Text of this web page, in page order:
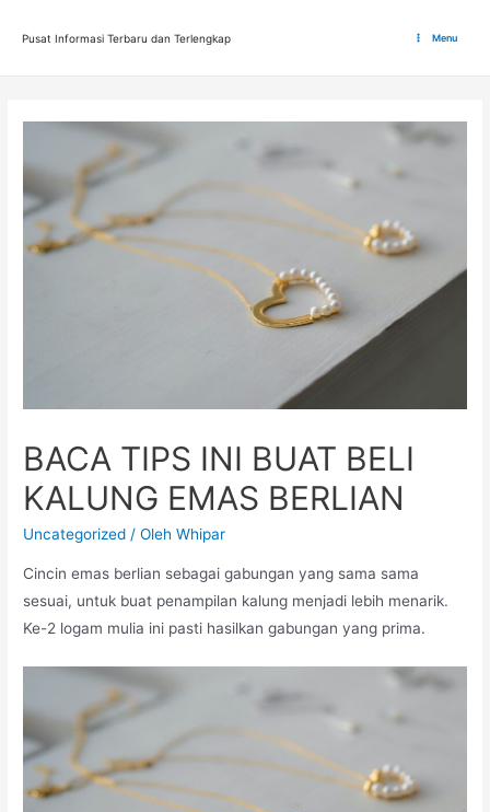
Pusat Informasi Terbaru dan Terlengkap Menu
BACA TIPS INI BUAT BELI
KALUNG EMAS BERLIAN
Uncategorized / OlehWhipar
Cincin emas berlian sebagai gabungan yang sama sama
sesuai, untuk buat penampilan kalung menjadi lebih menarik.
Ke-2 logam mulia ini pasti hasilkan gabungan yang prima.